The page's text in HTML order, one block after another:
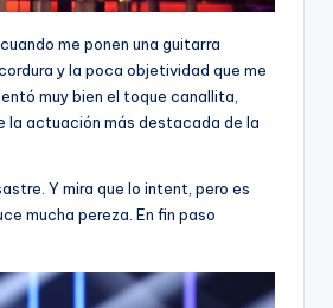
me ponen una guitarra
y la poca objetividad que me
muy bien el toque canallita,
la actuación más destacada de la
Y mira que lo intent, pero es
mucha pereza. En fin paso